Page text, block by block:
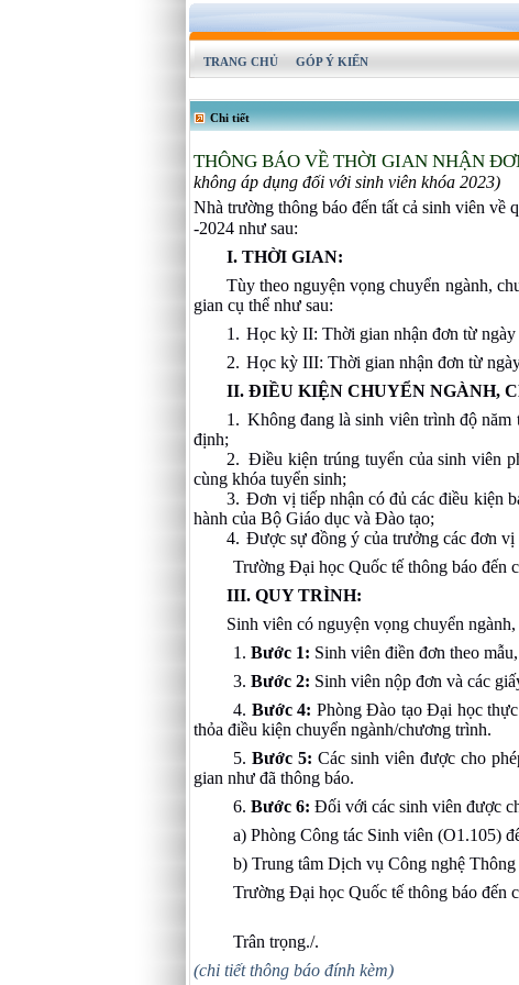
TRANG CHỦ GÓP Ý KIẾN
Chi tiết
THÔNG BÁO VỀ THỜI GIAN NHẬN
không áp dụng đối với sinh viên khóa 2023)
Nhà trường thông báo đến tất cả sinh viên
-2024 như sau:
I. THỜI GIAN:
Tùy theo nguyện vọng chuyển ngành,
gian cụ thể như sau:
1. Học kỳ II: Thời gian nhận đơn từ ngày
2. Học kỳ III: Thời gian nhận đơn từ
II. ĐIỀU KIỆN CHUYỂN NGÀNH,
1. Không đang là sinh viên trình độ
định;
2. Điều kiện trúng tuyển của sinh viên
cùng khóa tuyển sinh;
3. Đơn vị tiếp nhận có đủ các điều kiện
hành của Bộ Giáo dục và Đào tạo;
4. Được sự đồng ý của trưởng các đơn vị
Trường Đại học Quốc tế thông báo đến
III. QUY TRÌNH:
Sinh viên có nguyện vọng chuyển
1. Bước 1: Sinh viên điền đơn theo
3. Bước 2: Sinh viên nộp đơn và các
4. Bước 4: Phòng Đào tạo Đại học
thỏa điều kiện chuyển ngành/chương trình.
5. Bước 5: Các sinh viên được cho
gian như đã thông báo.
6. Bước 6: Đối với các sinh viên được
a) Phòng Công tác Sinh viên (O1.105)
b) Trung tâm Dịch vụ Công nghệ
Trường Đại học Quốc tế thông báo đến
Trân trọng./.
(chi tiết thông báo đính kèm)